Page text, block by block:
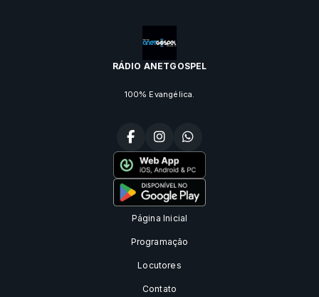
RÁDIO ANETGOSPEL
100% Evangélica.
Página Inicial
Programação
Locutores
Contato